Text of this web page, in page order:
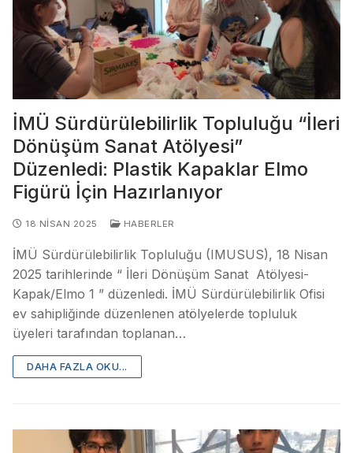
İMÜ Sürdürülebilirlik Topluluğu “İleri
Dönüşüm Sanat Atölyesi”
Düzenledi: Plastik Kapaklar Elmo
Figürü İçin Hazırlanıyor
18 NISAN 2025 HABERLER
İMÜ Sürdürülebilirlik Topluluğu (IMUSUS), 18 Nisan
2025 tarihlerinde “ İleri Dönüşüm Sanat Atölyesi-
Kapak/Elmo 1 ” düzenledi. İMÜ Sürdürülebilirlik Ofisi
ev sahipliğinde düzenlenen atölyelerde topluluk
üyeleri tarafından toplanan…
DAHA FAZLA OKU...